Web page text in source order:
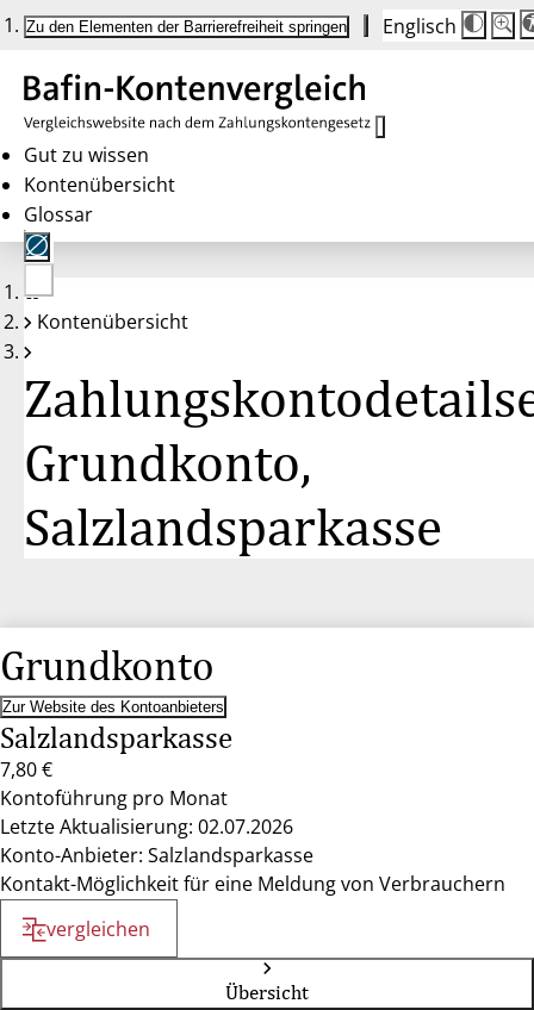
Zu den Elementen der Barrierefreiheit springen Englisch
Die
auf
100
100
Gut zu wissen
Kontenübersicht
Glossar
Keine
Konten
Kontenübersicht
Grundkonto,
Salzlandsparkasse
Grundkonto
Zur Website des Kontoanbieters
Salzlandsparkasse
7,80 €
Kontoführung pro Monat
Letzte Aktualisierung: 02.07.2026
Konto-Anbieter: Salzlandsparkasse
Kontakt-Möglichkeit für eine Meldung von Verbrauchern
vergleichen
Übersicht